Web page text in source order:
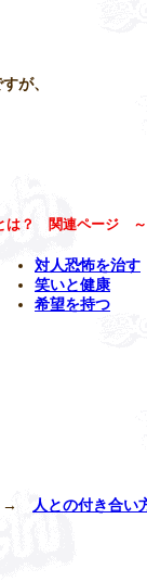
が、
は？ 関連ページ ～
対人恐怖を治す
笑いと健康
希望を持つ
人との付き合い